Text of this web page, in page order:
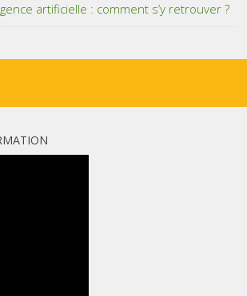
artificielle : comment s’y retrouver ?